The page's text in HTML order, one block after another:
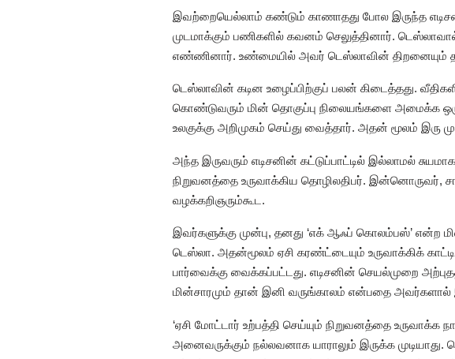
இவற்றையெல்லாம் கண்டும் காணாதது போல இருந்த
முடமாக்கும் பணிகளில் கவனம் செலுத்தினார்.
எண்ணினார். உண்மையில் அவர் டெஸ்லாவின் திறனையும்
டெஸ்லாவின் கடின உழைப்பிற்குப் பலன் கிடைத்தது.
கொண்டுவரும் மின் தொகுப்பு நிலையங்களை அமைக்க
உலகுக்கு அறிமுகம் செய்து வைத்தார். அதன் மூலம் இரு
அந்த இருவரும் எடிசனின் கட்டுப்பாட்டில் இல்லாமல்
நிறுவனத்தை உருவாக்கிய தொழிலதிபர். இன்னொருவர்,
வழக்கறிஞரும்கூட.
இவர்களுக்கு முன்பு, தனது ‘எக் ஆஃப் கொலம்பஸ்’ என்ற
டெஸ்லா. அதன்மூலம் ஏசி கரண்ட்டையும் உருவாக்கிக்
பார்வைக்கு வைக்கப்பட்டது. எடிசனின் செயல்முறை
மின்சாரமும் தான் இனி வருங்காலம் என்பதை அவர்களால்
‘ஏசி மோட்டார் உற்பத்தி செய்யும் நிறுவனத்தை
அனைவருக்கும் நல்லவனாக யாராலும் இருக்க